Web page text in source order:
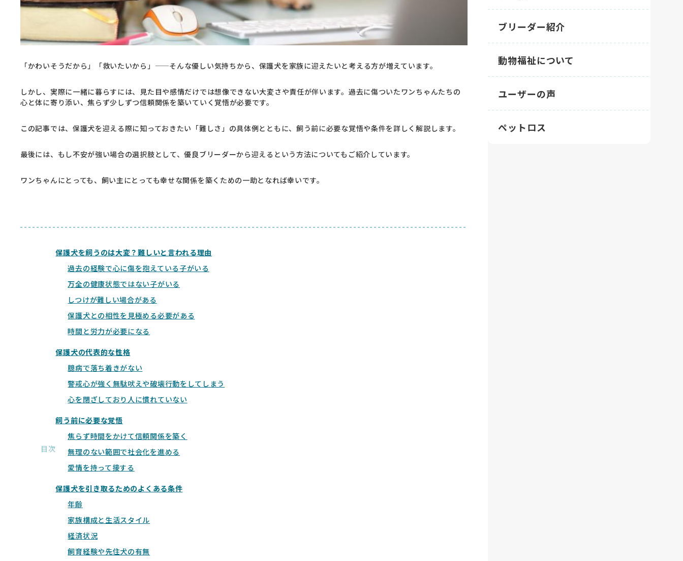
「かわいそうだから」「救いたいから」——そんな優しい気持ちから、保護犬を家族に迎えたいと考える方が増えています。
しかし、実際に一緒に暮らすには、見た目や感情だけでは想像できない大変さや責任が伴います。過去に傷ついたワンちゃんたちの
心と体に寄り添い、焦らず少しずつ信頼関係を築いていく覚悟が必要です。
この記事では、保護犬を迎える際に知っておきたい「難しさ」の具体例とともに、飼う前に必要な覚悟や条件を詳しく解説します。
最後には、もし不安が強い場合の選択肢として、優良ブリーダーから迎えるという方法についてもご紹介しています。
ワンちゃんにとっても、飼い主にとっても幸せな関係を築くための一助となれば幸いです。
目次
保護犬を飼うのは大変？難しいと言われる理由
過去の経験で心に傷を抱えている子がいる
万全の健康状態ではない子がいる
しつけが難しい場合がある
保護犬との相性を見極める必要がある
時間と労力が必要になる
保護犬の代表的な性格
臆病で落ち着きがない
警戒心が強く無駄吠えや破壊行動をしてしまう
心を閉ざしており人に慣れていない
飼う前に必要な覚悟
焦らず時間をかけて信頼関係を築く
無理のない範囲で社会化を進める
愛情を持って接する
保護犬を引き取るためのよくある条件
年齢
家族構成と生活スタイル
経済状況
飼育経験や先住犬の有無
ブリーダー紹介
動物福祉について
ユーザーの声
ペットロス